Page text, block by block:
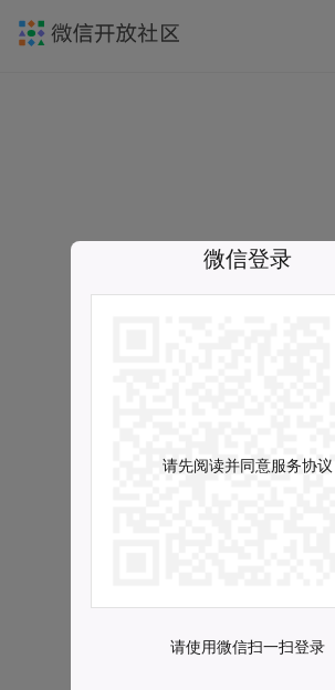
微信登录
请先阅读并同意服务协议
请使用微信扫一扫登录